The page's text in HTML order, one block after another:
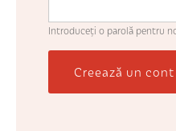
Introduceţi o parolă pentru
Creează un